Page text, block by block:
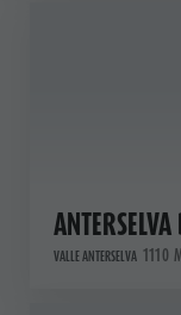
VALLE ANTERSELVA 1110